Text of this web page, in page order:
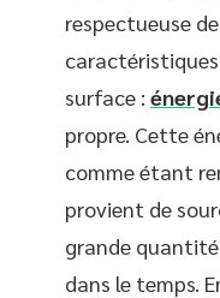
respectueuse
surface :
propre. Cette
comme étant
provient de
grande
dans le temps.